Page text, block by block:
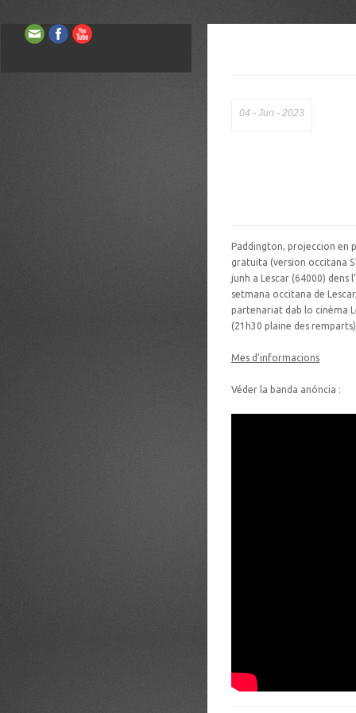
04 Jun 2023
Paddington, projeccion en
gratuita (version occitana
junh a Lescar (64000) dens
setmana occitana de
partenariat dab lo cinèma
(21h30 plaine des
Mes d’informacions
Véder la banda anóncia :